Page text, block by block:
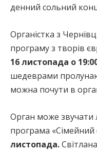
денний сольний
Органістка з
програму з творів
16 листопада о
шедеврами
можна почути в
Орган може звучати
програма
листопада.